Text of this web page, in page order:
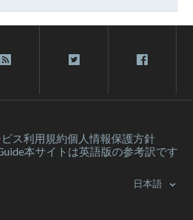
ス利⽤規約個人情報保護方針
本サイトは英語版の参考訳です
日本語